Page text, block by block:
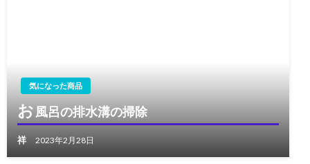
気になった商品
お風呂の排水溝の掃除
祥 2023年2月28日